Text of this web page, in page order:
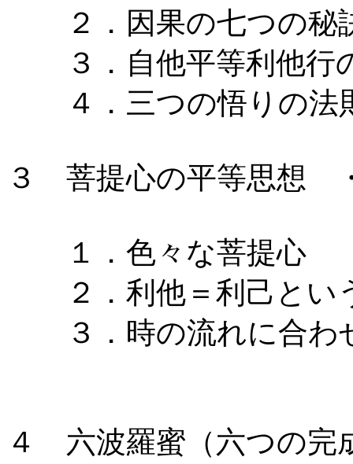
２．因果の七つの秘
３．自他平等利他行
４．三つの悟りの法
３ 菩提心の平等思想
１．色々な菩提心
２．利他＝利己とい
３．時の流れに合わ
４ 六波羅蜜（六つの完